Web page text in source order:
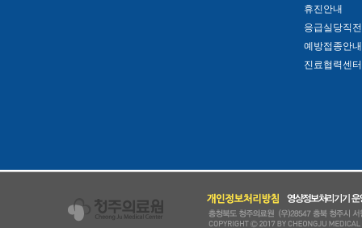
휴진안내
응급실당직
예방접종안내
진료협력센터